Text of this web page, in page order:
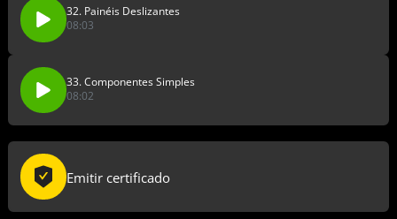
32. Painéis Deslizantes
08:03
33. Componentes Simples
08:02
Emitir certificado